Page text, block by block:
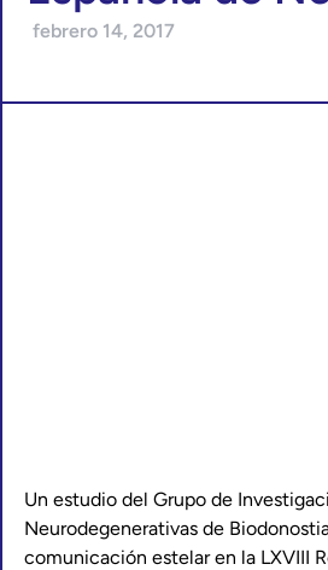
febrero 14, 2017
Un estudio del Grupo de
Neurodegenerativas de
comunicación estelar en la LXVIII